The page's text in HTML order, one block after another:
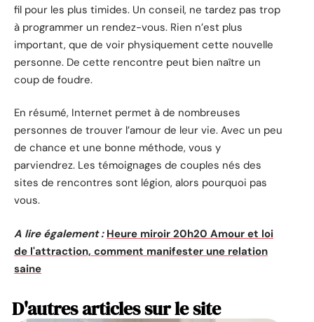
fil pour les plus timides. Un conseil, ne tardez pas trop
à programmer un rendez-vous. Rien n’est plus
important, que de voir physiquement cette nouvelle
personne. De cette rencontre peut bien naître un
coup de foudre.
En résumé, Internet permet à de nombreuses
personnes de trouver l’amour de leur vie. Avec un peu
de chance et une bonne méthode, vous y
parviendrez. Les témoignages de couples nés des
sites de rencontres sont légion, alors pourquoi pas
vous.
A lire également : Heure miroir 20h20 Amour et loi
de l'attraction, comment manifester une relation
saine
D'autres articles sur le site